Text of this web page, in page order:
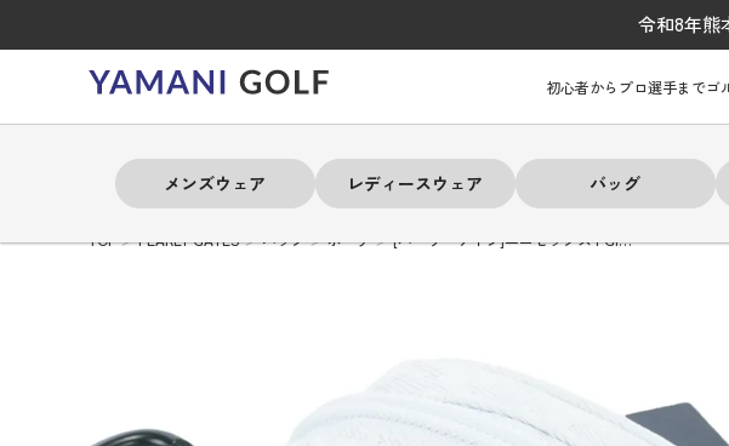
令和8年熊
初心者からプロ選手まで
メンズウェア レディースウェア バッグ
# トミーヒルフィガー
# トミーヒルフィガー
# トミーヒルフィガー
# トミーヒルフィガー
# トミーヒルフィガー
# トミーヒルフィガー
# トミーヒルフィガー
TOP PEARLY GATES バッグ ポーチ [パーリーゲイツ]ユニセックス PGi…